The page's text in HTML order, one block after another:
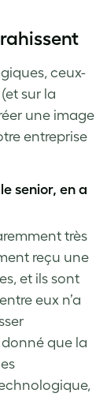
ceux-
sur la
une image
entreprise
senior, en a
très
reçu une
et ils sont
eux n’a
que la